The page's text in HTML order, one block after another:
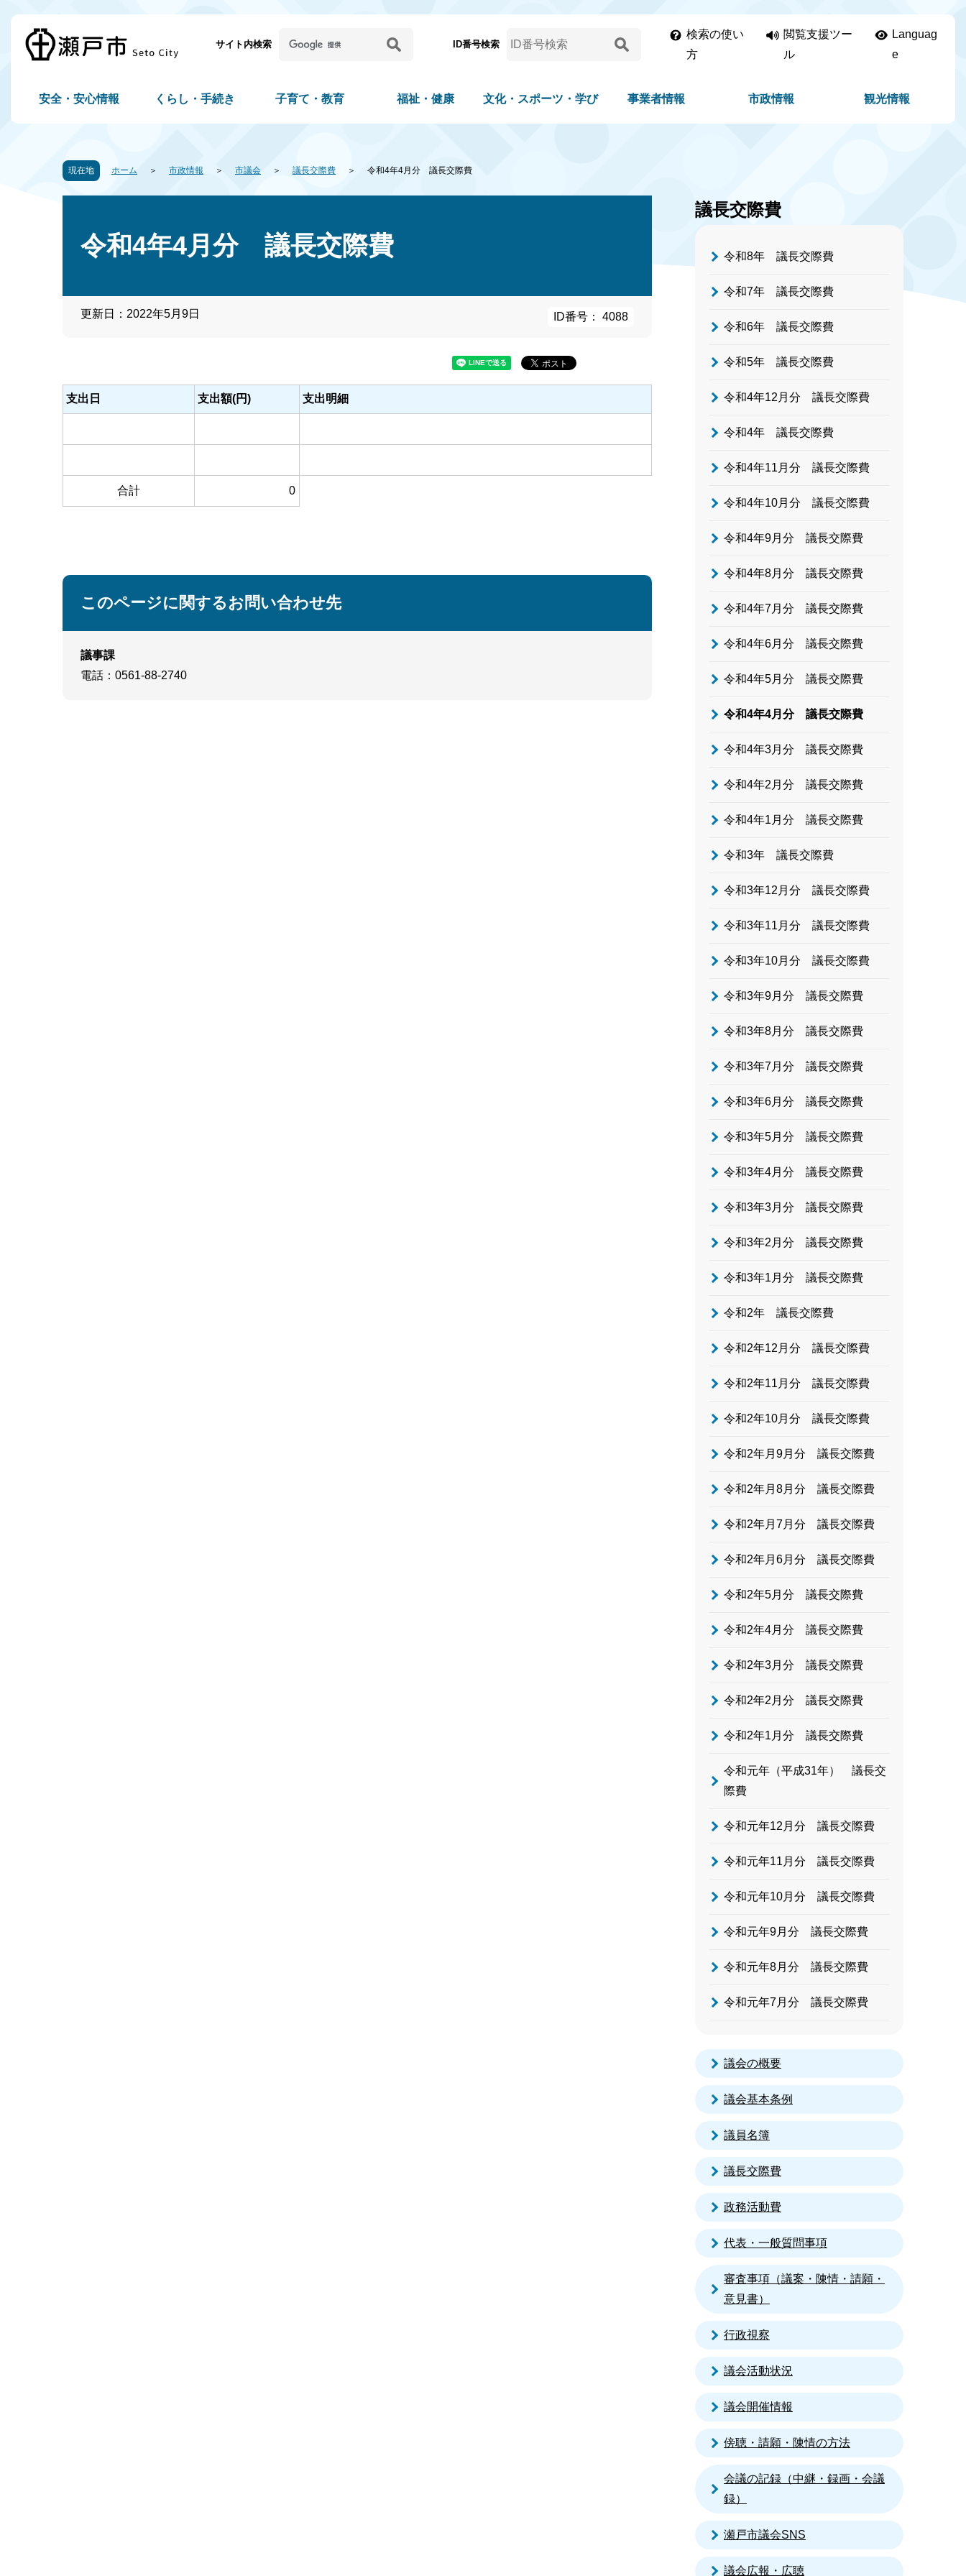
サイト内検索 ID番号検索
検索の使い
方
閲覧支援ツー
ル
Languag
e
安全・安心情報 くらし・手続き 子育て・教育 福祉・健康 文化・スポーツ・学び 事業者情報 市政情報 観光情報
現在地 ホーム 市政情報 市議会 議長交際費 令和4年4月分 議長交際費
令和4年4月分 議長交際費
更新日：2022年5月9日 ID番号： 4088
支出日 支出額(円) 支出明細
合計 0
このページに関するお問い合わせ先
議事課
電話 ：0561-88-2740
議長交際費
令和8年 議長交際費
令和7年 議長交際費
令和6年 議長交際費
令和5年 議長交際費
令和4年12月分 議長交際費
令和4年 議長交際費
令和4年11月分 議長交際費
令和4年10月分 議長交際費
令和4年9月分 議長交際費
令和4年8月分 議長交際費
令和4年7月分 議長交際費
令和4年6月分 議長交際費
令和4年5月分 議長交際費
令和4年4月分 議長交際費
令和4年3月分 議長交際費
令和4年2月分 議長交際費
令和4年1月分 議長交際費
令和3年 議長交際費
令和3年12月分 議長交際費
令和3年11月分 議長交際費
令和3年10月分 議長交際費
令和3年9月分 議長交際費
令和3年8月分 議長交際費
令和3年7月分 議長交際費
令和3年6月分 議長交際費
令和3年5月分 議長交際費
令和3年4月分 議長交際費
令和3年3月分 議長交際費
令和3年2月分 議長交際費
令和3年1月分 議長交際費
令和2年 議長交際費
令和2年12月分 議長交際費
令和2年11月分 議長交際費
令和2年10月分 議長交際費
令和2年月9月分 議長交際費
令和2年月8月分 議長交際費
令和2年月7月分 議長交際費
令和2年月6月分 議長交際費
令和2年5月分 議長交際費
令和2年4月分 議長交際費
令和2年3月分 議長交際費
令和2年2月分 議長交際費
令和2年1月分 議長交際費
令和元年（平成31年） 議長交
際費
令和元年12月分 議長交際費
令和元年11月分 議長交際費
令和元年10月分 議長交際費
令和元年9月分 議長交際費
令和元年8月分 議長交際費
令和元年7月分 議長交際費
議会の概要
議会基本条例
議員名簿
議長交際費
政務活動費
代表・一般質問事項
審査事項（議案・陳情・請願・
意見書）
行政視察
議会活動状況
議会開催情報
傍聴・請願・陳情の方法
会議の記録（中継・録画・会議
録）
瀬戸市議会SNS
議会広報・広聴